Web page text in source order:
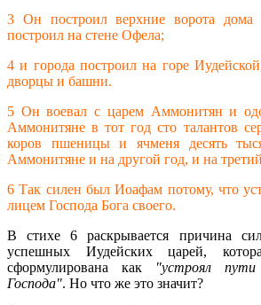
3 Он построил верхние ворота дома
построил на стене Офела;
4 и города построил на горе
дворцы и башни.
5 Он воевал с царем Аммонитян и
Аммонитяне в тот год сто талантов
коров пшеницы и ячменя десять
Аммонитяне и на другой год, и на
6 Так силен был Иоафам потому, что
лицем Господа Бога своего.
В стихе 6 раскрывается причина
успешных Иудейских царей,
сформулирована как
"устроял
Господа". Но что же это значит?